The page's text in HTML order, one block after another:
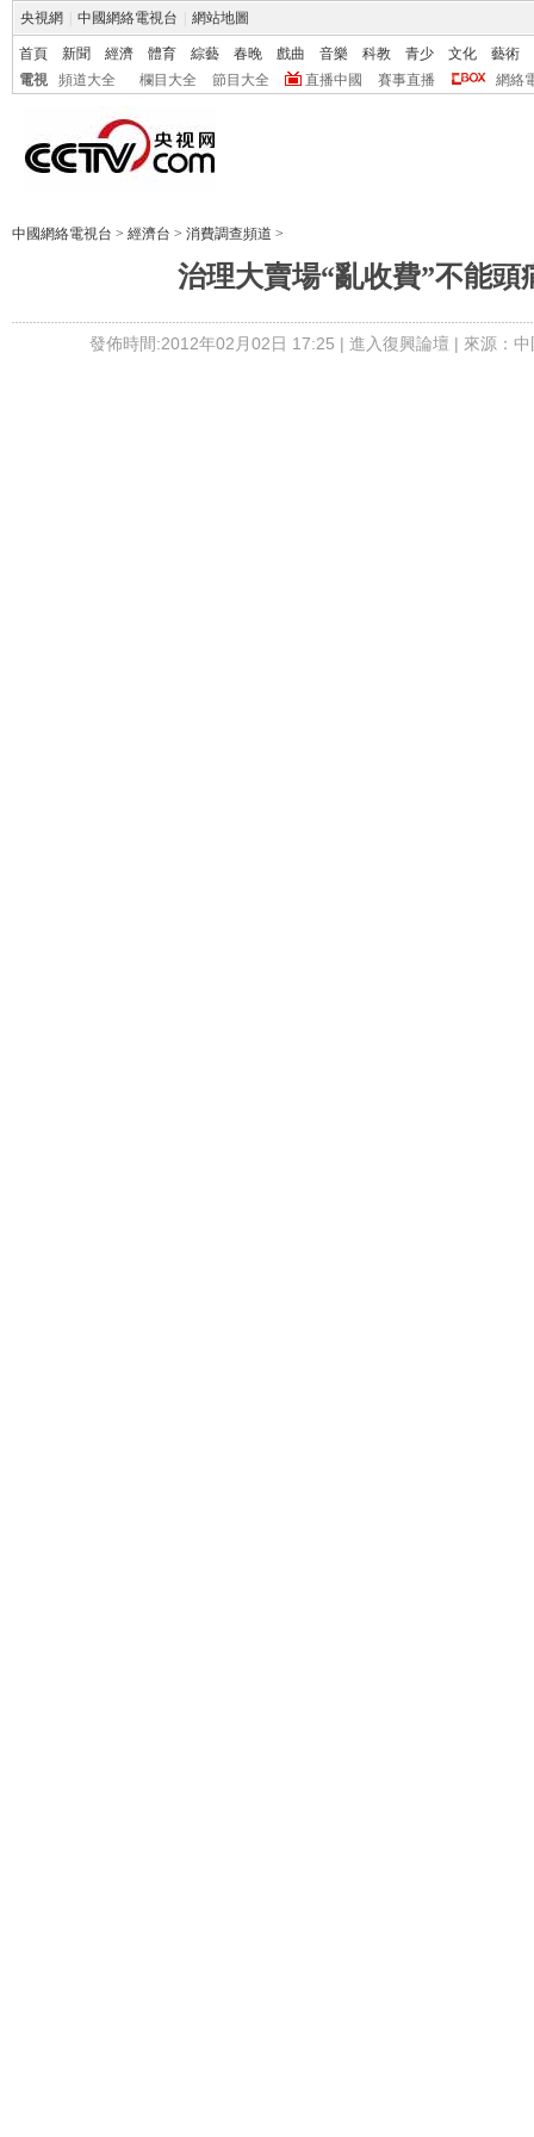
央視網 中國網絡電視台 網站地圖
首頁 新聞 經濟 體育 綜藝 春晚 戲曲 音樂 科教 青少 文化
藝術
電視
頻道大全 欄目大全 節目大全 直播中國 賽事直播 網絡
中國網絡電視台 > 經濟台 > 消費調查頻道 >
治理大賣場“亂收費”不能頭
發佈時間:2012年02月02日 17:25 | 進入復興論壇 | 來源：